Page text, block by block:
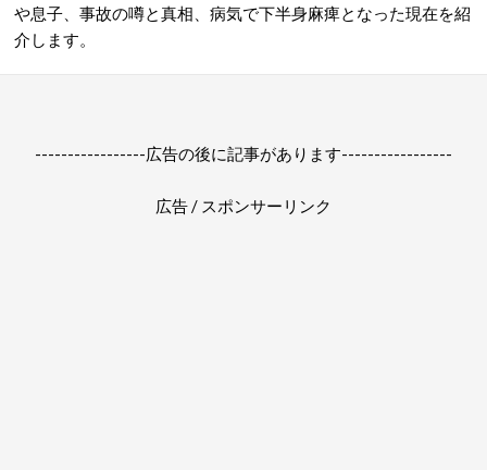
や息子、事故の噂と真相、病気で下半身麻痺となった現在を紹
介します。
-----------------広告の後に記事があります-----------------
広告 / スポンサーリンク